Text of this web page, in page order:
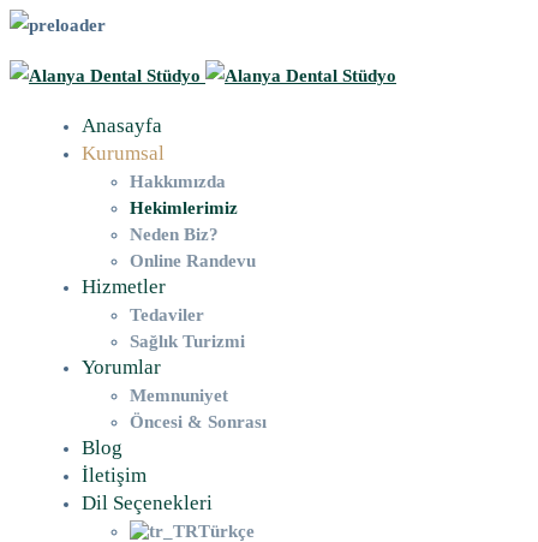
Anasayfa
Kurumsal
Hakkımızda
Hekimlerimiz
Neden Biz?
Online Randevu
Hizmetler
Tedaviler
Sağlık Turizmi
Yorumlar
Memnuniyet
Öncesi & Sonrası
Blog
İletişim
Dil Seçenekleri
Türkçe